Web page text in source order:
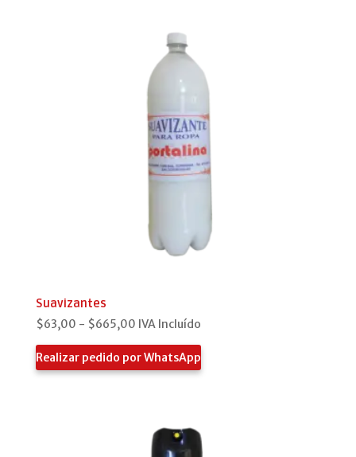
bajo
Suavizantes
$63,00 - $665,00Rango
de
precios:
desde
$665,00
IVA Incluído
Realizar pedido por WhatsApp